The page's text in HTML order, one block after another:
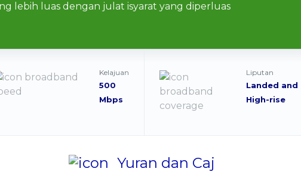
lebih luas dengan julat isyarat yang diperluas
Kelajuan
500
Mbps
Liputan
Landed and
High-rise
Yuran dan Caj